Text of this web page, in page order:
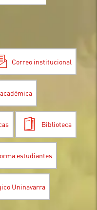
Derecho
en el
Litigación
Correo institucional
Biblioteca
estudiantes
Uninavarra